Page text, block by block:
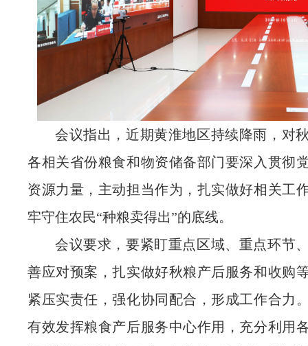
会议指出，近期黄淮地区持续降雨，对
各相关省份粮食和物资储备部门要深入贯彻
资源力量，主动担当作为，扎实做好相关工
牢守住农民“种粮卖得出”的底线。
会议要求，要紧盯重点区域、重点环节
善应对预案，扎实做好秋粮产后服务和收购
紧压实责任，强化协同配合，形成工作合力
有效发挥粮食产后服务中心作用，充分利用